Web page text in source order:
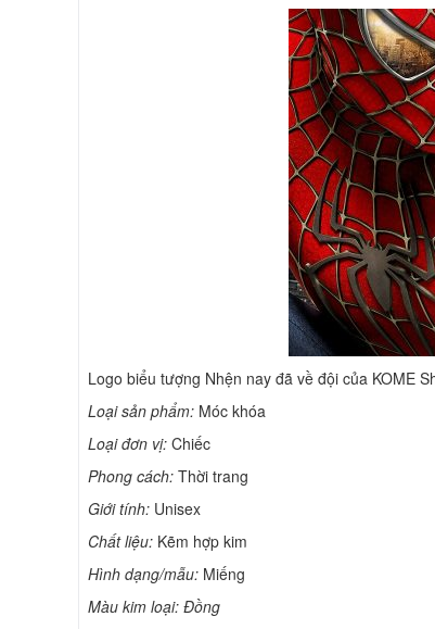
Logo biểu tượng Nhện nay đã về đội của KOME
Loại sản phẩm: Móc khóa
Loạiđơn vị: Chiếc
Phong cách: Thời trang
Giới tính: Unisex
Chất liệu: Kẽm hợp kim
Hình dạng/mẫu: Miếng
Màu kim loại: Đồng